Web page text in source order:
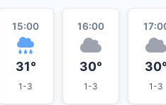
15:00
31°
1-3
16:00
30°
1-3
30°
1-3